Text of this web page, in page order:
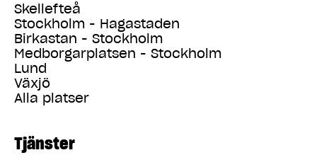
Skellefteå
Stockholm - Hagastaden
Birkastan - Stockholm
Medborgarplatsen - Stockholm
Lund
Växjö
Alla platser
Tjänster